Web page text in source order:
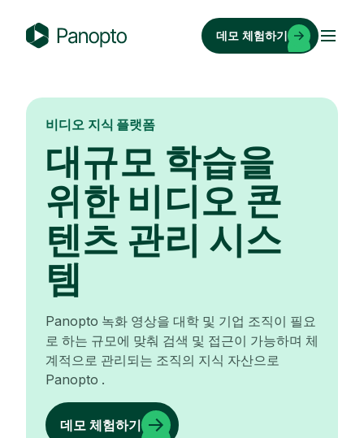
n
데모 체험하기
비디오 지식 플랫폼
대규모 학습을
위한 비디오 콘
텐츠 관리 시스
템
Panopto 녹화 영상을 대학 및 기업 조직이 필요
로 하는 규모에 맞춰 검색 및 접근이 가능하며 체
계적으로 관리되는 조직의 지식 자산으로
Panopto .
데모 체험하기